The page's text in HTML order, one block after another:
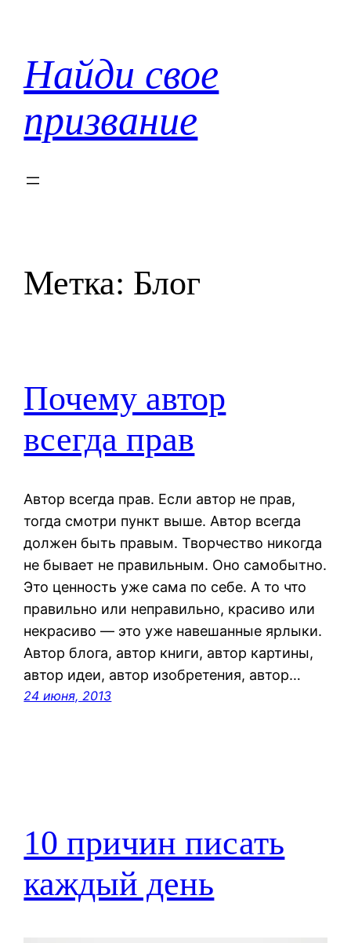
содержимому
Найди свое
призвание
Метка: Блог
Почему автор
всегда прав
Автор всегда прав. Если автор не прав,
тогда смотри пункт выше. Автор всегда
должен быть правым. Творчество никогда
не бывает не правильным. Оно самобытно.
Это ценность уже сама по себе. А то что
правильно или неправильно, красиво или
некрасиво — это уже навешанные ярлыки.
Автор блога, автор книги, автор картины,
автор идеи, автор изобретения, автор…
24 июня, 2013
10 причин писать
каждый день